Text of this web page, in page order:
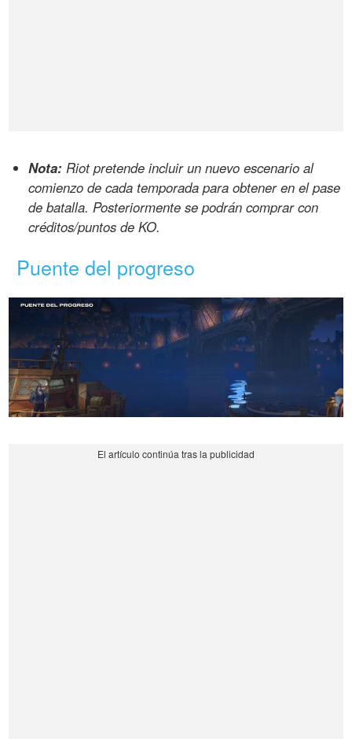
Nota: Riot pretende incluir un nuevo escenario al
comienzo de cada temporada para obtener en el pase
de batalla. Posteriormente se podrán comprar con
créditos/puntos de KO.
Puente del progreso